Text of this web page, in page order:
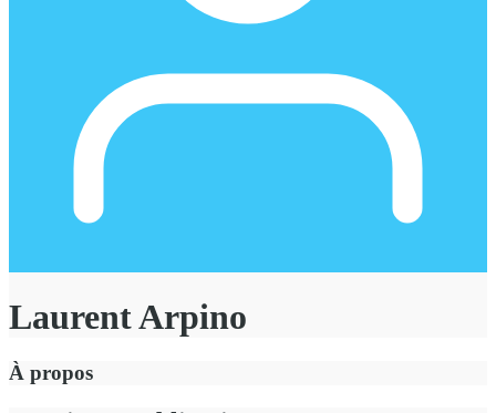
Laurent Arpino
À propos